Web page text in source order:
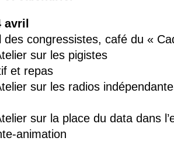
avril
des congressistes, café du «
sur les pigistes
et repas
sur les radios
sur la place du data dans
animation